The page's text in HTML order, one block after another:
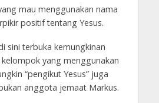
mau menggunakan nama
positif tentang Yesus.
sini terbuka kemungkinan
yang menggunakan
“pengikut Yesus” juga
anggota jemaat Markus.